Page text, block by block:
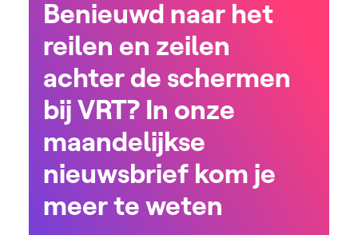
Benieuwd naar het
reilen en zeilen
achter de schermen
bij VRT? In onze
maandelijkse
nieuwsbrief kom je
meer te weten